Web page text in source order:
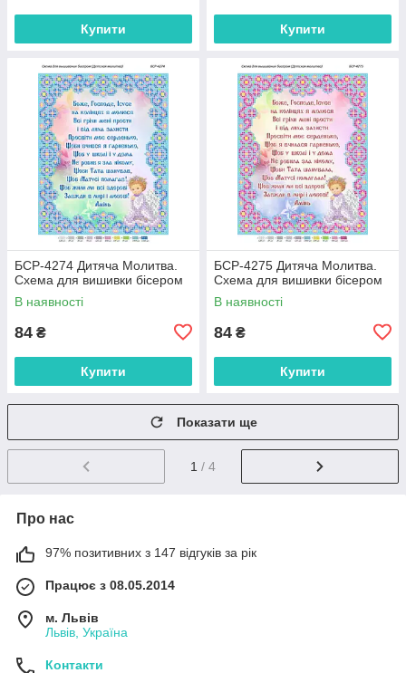
Купити Купити
БСР-4274 Дитяча Молитва.
Схема для вишивки бісером
В наявності
84 ₴
Купити
БСР-4275 Дитяча Молитва.
Схема для вишивки бісером
В наявності
84 ₴
Купити
Показати ще
1 / 4
Про нас
97% позитивних з 147 відгуків за рік
Працює з 08.05.2014
м. Львів
Львів, Україна
Контакти